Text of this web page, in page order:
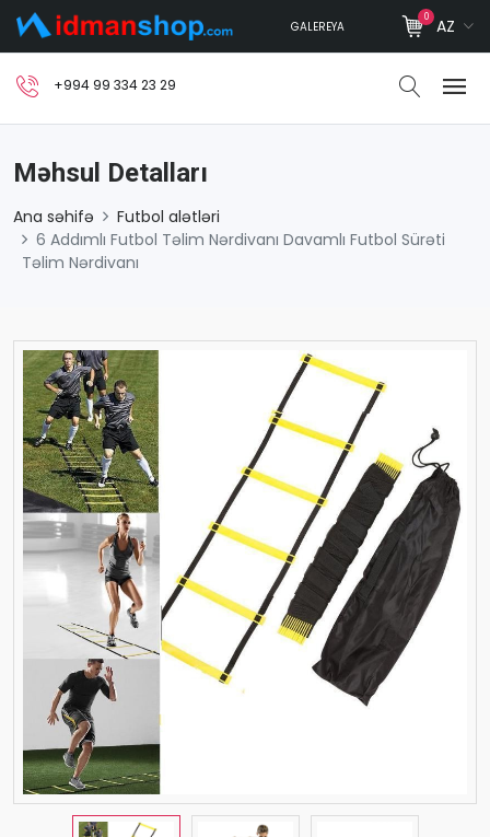
GALEREYA
0 AZ
+994 99 334 23 29
Məhsul Detalları
Ana səhifə
Futbol alətləri
6 Addımlı Futbol Təlim Nərdivanı Davamlı Futbol Sürəti
Təlim Nərdivanı